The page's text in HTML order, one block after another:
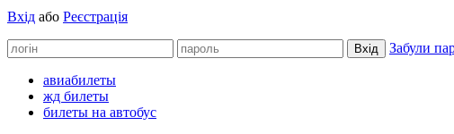
Вхід або Реєстрація
Забули
авиабилеты
жд билеты
билеты на автобус